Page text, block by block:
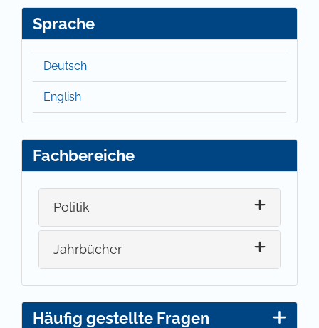
Sprache
Deutsch
English
Fachbereiche
Politik
Jahrbücher
Häufig gestellte Fragen